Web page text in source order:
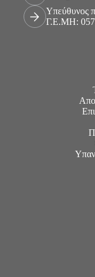
Υπεύθυνος
Γ.Ε.ΜΗ: